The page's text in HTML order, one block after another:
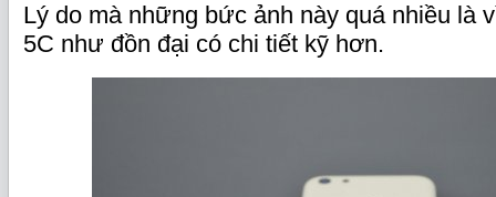
Lý do mà những bức ảnh này quá nhiều là
5C như đồn đại có chi tiết kỹ hơn.